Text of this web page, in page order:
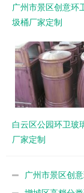
广州市景区创意环
圾桶厂家定制
白云区公园环卫玻
厂家定制
广州市景区创